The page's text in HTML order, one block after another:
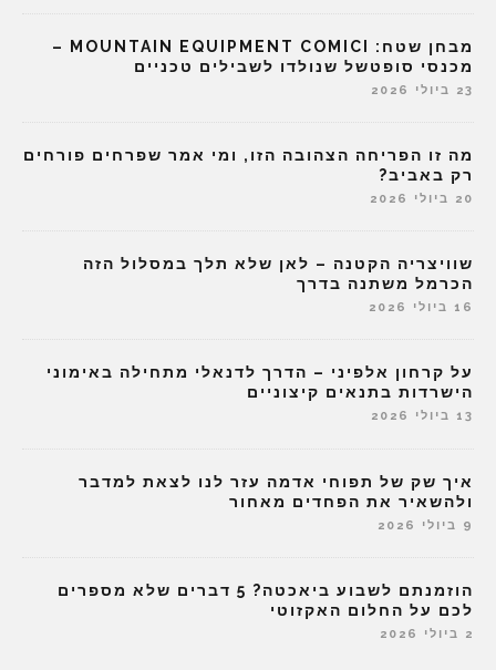
מבחן שטח: MOUNTAIN EQUIPMENT COMICI –
מכנסי סופטשל שנולדו לשבילים טכניים
23 ביולי 2026
מה זו הפריחה הצהובה הזו, ומי אמר שפרחים פורחים
רק באביב?
20 ביולי 2026
שוויצריה הקטנה – לאן שלא תלך במסלול הזה
הכרמל משתנה בדרך
16 ביולי 2026
על קרחון אלפיני – הדרך לדנאלי מתחילה באימוני
הישרדות בתנאים קיצוניים
13 ביולי 2026
איך שק של תפוחי אדמה עזר לנו לצאת למדבר
ולהשאיר את הפחדים מאחור
9 ביולי 2026
הוזמנתם לשבוע ביאכטה? 5 דברים שלא מספרים
לכם על החלום האקזוטי
2 ביולי 2026